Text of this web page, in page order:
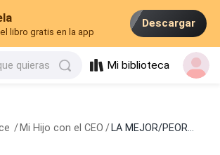
libro gratis en la app
Descargar
quieras Mi biblioteca
/ Mi Hijo con el CEO / LA MEJOR/PEOR NOCHE DE MI VIDA